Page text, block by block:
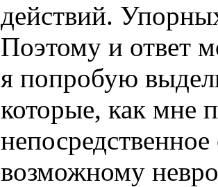
действий.
Поэтому и ответ
я попробую
которые, как мне
возможному